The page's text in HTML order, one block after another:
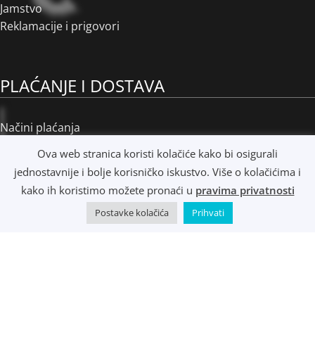
Jamstvo
Reklamacije i prigovori
PLAĆANJE I DOSTAVA
Načini plaćanja
Načini dostave
Osobno preuzimanje
R1 i e-Računi
Music Metropolis d.o.o.- 2022 - Sva prava zadržana.
Ova web stranica koristi kolačiće kako bi osigurali
jednostavnije i bolje korisničko iskustvo. Više o kolačićima i
kako ih koristimo možete pronaći u pravima privatnosti
Postavke kolačića Prihvati